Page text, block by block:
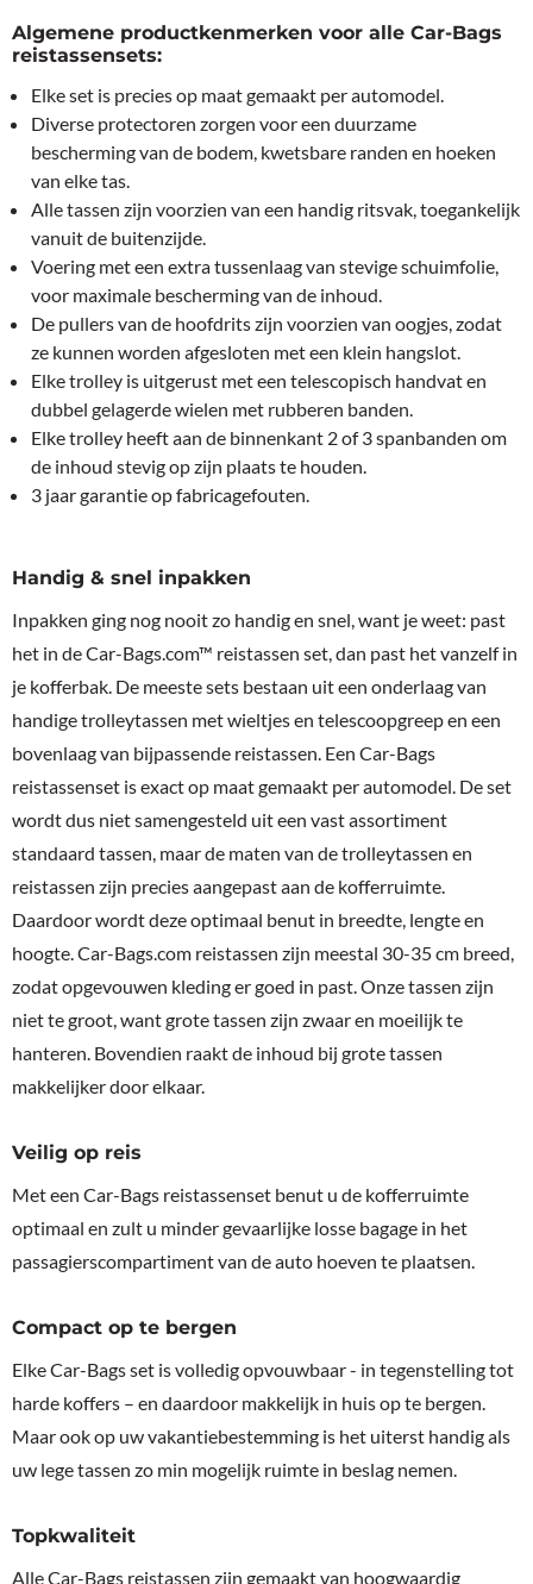
Algemene productkenmerken voor alle Car-Bags
reistassensets:
Elke set is precies op maat gemaakt per automodel.
Diverse protectoren zorgen voor een duurzame
bescherming van de bodem, kwetsbare randen en hoeken
van elke tas.
Alle tassen zijn voorzien van een handig ritsvak, toegankelijk
vanuit de buitenzijde.
Voering met een extra tussenlaag van stevige schuimfolie,
voor maximale bescherming van de inhoud.
De pullers van de hoofdrits zijn voorzien van oogjes, zodat
ze kunnen worden afgesloten met een klein hangslot.
Elke trolley is uitgerust met een telescopisch handvat en
dubbel gelagerde wielen met rubberen banden.
Elke trolley heeft aan de binnenkant 2 of 3 spanbanden om
de inhoud stevig op zijn plaats te houden.
3 jaar garantie op fabricagefouten.
Handig & snel inpakken
Inpakken ging nog nooit zo handig en snel, want je weet: past
het in de Car-Bags.com™ reistassen set, dan past het vanzelf in
je kofferbak. De meeste sets bestaan uit een onderlaag van
handige trolleytassen met wieltjes en telescoopgreep en een
bovenlaag van bijpassende reistassen. Een Car-Bags
reistassenset is exact op maat gemaakt per automodel. De set
wordt dus niet samengesteld uit een vast assortiment
standaard tassen, maar de maten van de trolleytassen en
reistassen zijn precies aangepast aan de kofferruimte.
Daardoor wordt deze optimaal benut in breedte, lengte en
hoogte. Car-Bags.com reistassen zijn meestal 30-35 cm breed,
zodat opgevouwen kleding er goed in past. Onze tassen zijn
niet te groot, want grote tassen zijn zwaar en moeilijk te
hanteren. Bovendien raakt de inhoud bij grote tassen
makkelijker door elkaar.
Veilig op reis
Met een Car-Bags reistassenset benut u de kofferruimte
optimaal en zult u minder gevaarlijke losse bagage in het
passagierscompartiment van de auto hoeven te plaatsen.
Compact op te bergen
Elke Car-Bags set is volledig opvouwbaar - in tegenstelling tot
harde koffers – en daardoor makkelijk in huis op te bergen.
Maar ook op uw vakantiebestemming is het uiterst handig als
uw lege tassen zo min mogelijk ruimte in beslag nemen.
Topkwaliteit
Alle Car-Bags reistassen zijn gemaakt van hoogwaardig